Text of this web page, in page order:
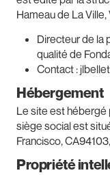
Hameau de La
Directeur de la
qualité de
Contact :
Hébergement
Le site est hébergé
siège social est
Francisco,
Propriété